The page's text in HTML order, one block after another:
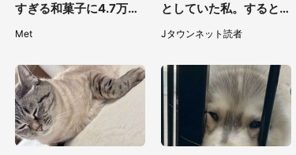
すぎる和菓子に4.7万人
Met
としていた私。すると突
然、後ろから...（福岡
県・30代女性）
Jタウンネット読者